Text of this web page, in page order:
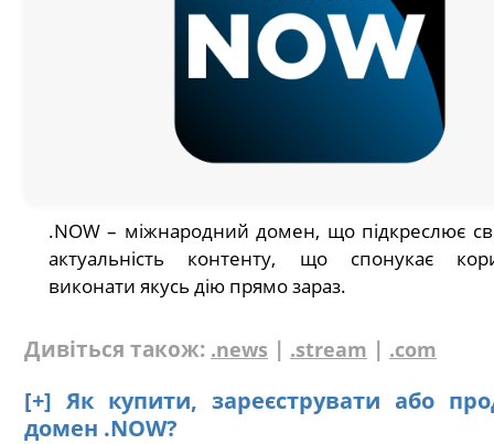
.NOW – міжнародний домен, що підкреслює
актуальність контенту, що спонукає
виконати якусь дію прямо зараз.
Дивіться також: .news | .stream | .com
[+] Як купити, зареєструвати або
домен .NOW?